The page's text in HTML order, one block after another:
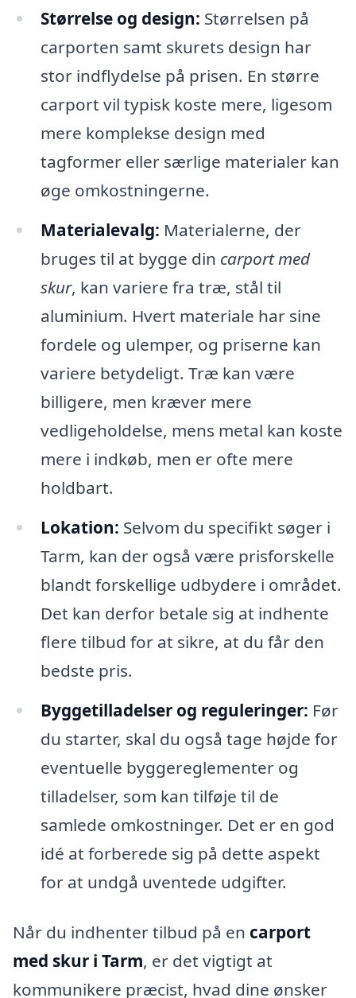
Størrelse og design: Størrelsen på
carporten samt skurets design har
stor indflydelse på prisen. En større
carport vil typisk koste mere, ligesom
mere komplekse design med
tagformer eller særlige materialer kan
øge omkostningerne.
Materialevalg: Materialerne, der
bruges til at bygge din carport med
skur, kan variere fra træ, stål til
aluminium. Hvert materiale har sine
fordele og ulemper, og priserne kan
variere betydeligt. Træ kan være
billigere, men kræver mere
vedligeholdelse, mens metal kan koste
mere i indkøb, men er ofte mere
holdbart.
Lokation: Selvom du specifikt søger i
Tarm, kan der også være prisforskelle
blandt forskellige udbydere i området.
Det kan derfor betale sig at indhente
flere tilbud for at sikre, at du får den
bedste pris.
Byggetilladelser og reguleringer: Før
du starter, skal du også tage højde for
eventuelle byggereglementer og
tilladelser, som kan tilføje til de
samlede omkostninger. Det er en god
idé at forberede sig på dette aspekt
for at undgå uventede udgifter.
Når du indhenter tilbud på en carport
med skur i Tarm, er det vigtigt at
kommunikere præcist, hvad dine ønsker